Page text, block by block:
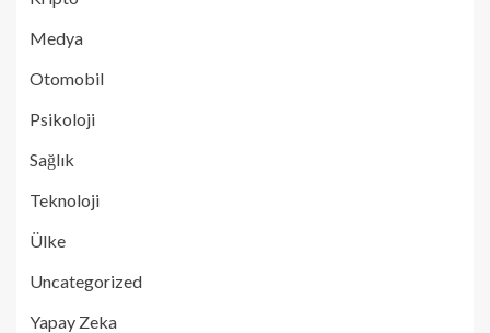
Medya
Otomobil
Psikoloji
Sağlık
Teknoloji
Ülke
Uncategorized
Yapay Zeka